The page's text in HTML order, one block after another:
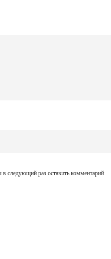
следующий раз оставить комментарий